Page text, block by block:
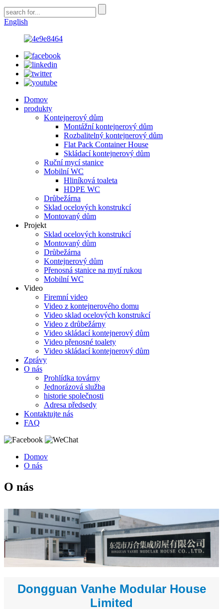
English
Domov
produkty
Kontejnerový dům
Montážní kontejnerový dům
Rozbalitelný kontejnerový dům
Flat Pack Container House
Skládací kontejnerový dům
Ruční mycí stanice
Mobilní WC
Hliníková toaleta
HDPE WC
Drůbežárna
Sklad ocelových konstrukcí
Montovaný dům
Projekt
Sklad ocelových konstrukcí
Montovaný dům
Drůbežárna
Kontejnerový dům
Přenosná stanice na mytí rukou
Mobilní WC
Video
Firemní video
Video z kontejnerového domu
Video sklad ocelových konstrukcí
Video z drůbežárny
Video skládací kontejnerový dům
Video přenosné toalety
Video skládací kontejnerový dům
Zprávy
O nás
Prohlídka továrny
Jednorázová služba
historie společnosti
Adresa předsedy
Kontaktujte nás
FAQ
Domov
O nás
O nás
Dongguan Vanhe Modular House
Limited